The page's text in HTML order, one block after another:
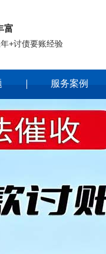
富
+讨债要账经验
服务案例